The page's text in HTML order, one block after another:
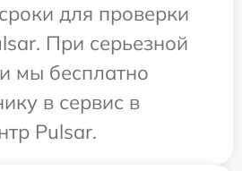
для проверки
При серьезной
мы бесплатно
в сервис в
Pulsar.